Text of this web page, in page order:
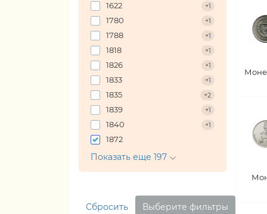
1622 +1
1780 +1
1788 +1
1818 +1
1826 +1
1833 +1
1835 +2
1839 +1
1840 +1
1872
Показать еще 197
Сбросить Выберите фильтры